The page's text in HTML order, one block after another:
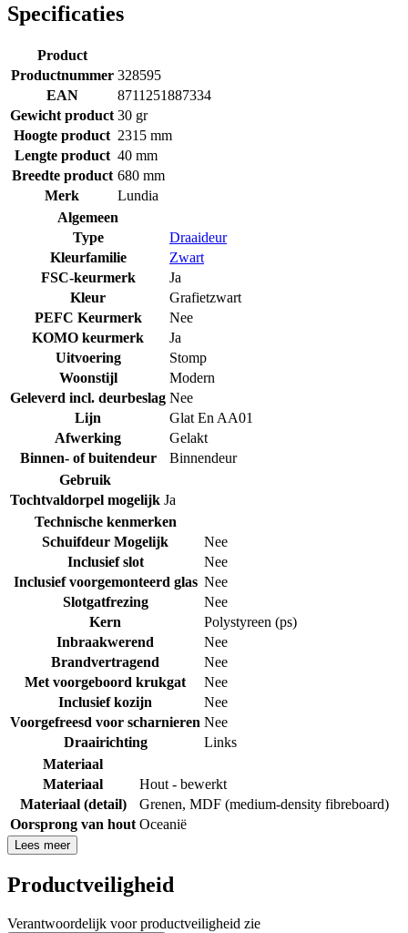
Specificaties
Product
Productnummer 328595
EAN
8711251887334
Gewicht product 30 gr
Hoogte product 2315 mm
Lengte product 40 mm
Breedte product 680 mm
Merk
Lundia
Algemeen
Type
Draaideur
Kleurfamilie
Zwart
FSC-keurmerk
Ja
Kleur
Grafietzwart
PEFC Keurmerk
Nee
KOMO keurmerk
Ja
Uitvoering
Stomp
Woonstijl
Modern
Geleverd incl. deurbeslag Nee
Lijn
Glat En AA01
Afwerking
Gelakt
Binnen- of buitendeur
Binnendeur
Gebruik
Tochtvaldorpel mogelijk Ja
Technische kenmerken
Schuifdeur Mogelijk
Nee
Inclusief slot
Nee
Inclusief voorgemonteerd glas Nee
Slotgatfrezing
Nee
Kern
Polystyreen (ps)
Inbraakwerend
Nee
Brandvertragend
Nee
Met voorgeboord krukgat
Nee
Inclusief kozijn
Nee
Voorgefreesd voor scharnieren Nee
Draairichting
Links
Materiaal
Materiaal
Hout - bewerkt
Materiaal (detail)
Grenen, MDF (medium-density fibreboard)
Oorsprong van hout Oceanië
Lees meer
Productveiligheid
Verantwoordelijk voor productveiligheid zie